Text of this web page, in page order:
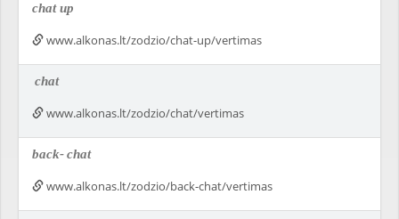
chat up
www.alkonas.lt/zodzio/chat-up/vertimas
chat
www.alkonas.lt/zodzio/chat/vertimas
back-chat
www.alkonas.lt/zodzio/back-chat/vertimas